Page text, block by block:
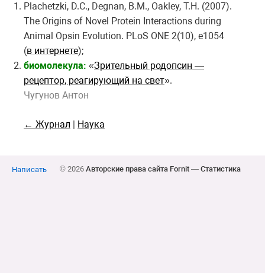
Plachetzki, D.C., Degnan, B.M., Oakley, T.H. (2007).
The Origins of Novel Protein Interactions during
Animal Opsin Evolution. PLoS ONE 2(10), e1054
(в интернете);
биомолекула: «Зрительный родопсин —
рецептор, реагирующий на свет».
Чугунов Антон
← Журнал Наука
Написать © 2026 Авторские права сайта Fornit— Статистика